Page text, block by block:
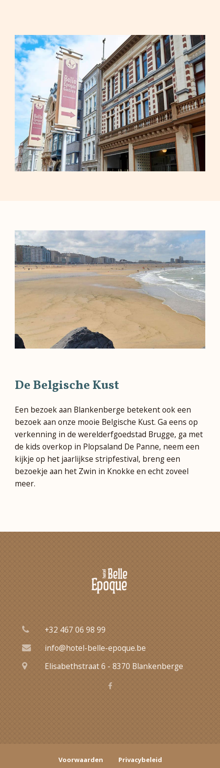
De Belgische Kust
Een bezoek aan Blankenberge betekent ook een
bezoek aan onze mooie Belgische Kust. Ga eens op
verkenning in de werelderfgoedstad Brugge, ga met
de kids overkop in Plopsaland De Panne, neem een
kijkje op het jaarlijkse stripfestival, breng een
bezoekje aan het Zwin in Knokke en echt zoveel
meer.
+32 467 06 98 99
info@hotel-belle-epoque.be
Elisabethstraat 6 - 8370 Blankenberge
F
a
Voorwaarden Privacybeleid